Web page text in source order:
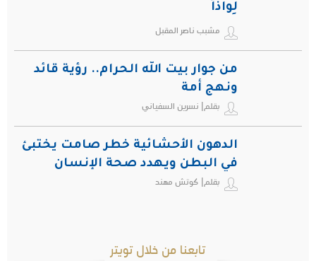
لِواذاً
مشبب ناصر المقبل
من جوار بيت الله الحرام.. رؤية قائد
ونهج أمة
بقلم| نسرين السفياني
الدهون الأحشائية خطر صامت يختبئ
في البطن ويهدد صحة الإنسان
بقلم| كوتش مهند
تابعنا من خلال تويتر